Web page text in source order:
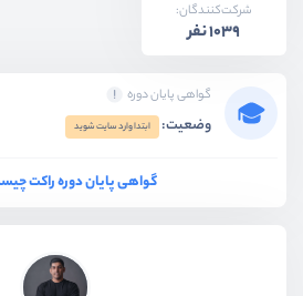
شرکت‌کنندگان:
1039 نفر
گواهی پایان دوره
وضعیت: ابتدا وارد سایت شوید
گواهی پایان دوره راکت